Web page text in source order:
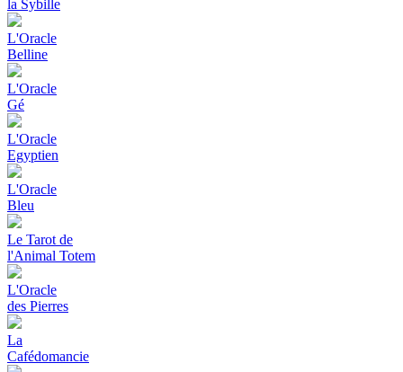
la Sybille
L'Oracle
Belline
L'Oracle
Gé
L'Oracle
Egyptien
L'Oracle
Bleu
Le Tarot de
l'Animal Totem
L'Oracle
des Pierres
La
Cafédomancie